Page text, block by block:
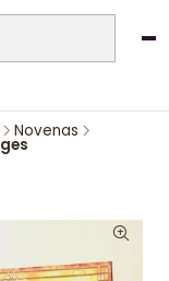
Novenas